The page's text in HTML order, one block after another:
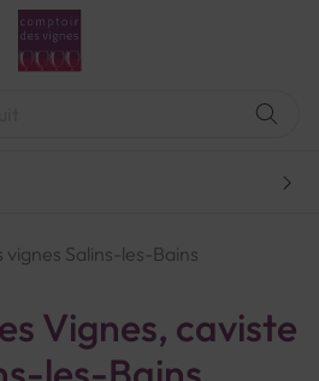
Salins-les-Bains
Vignes, caviste